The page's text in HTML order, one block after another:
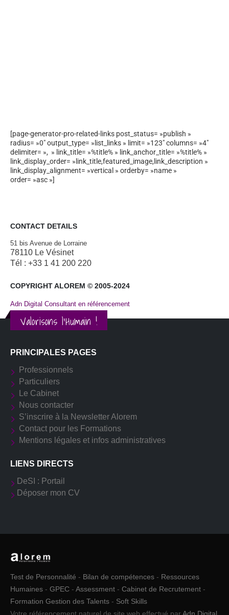
[page-generator-pro-related-links post_status= »publish »
radius= »0″ output_type= »list_links » limit= »123″ columns= »4″
delimiter= », » link_title= »%title% » link_anchor_title= »%title% »
link_display_order= »link_title,featured_image,link_description »
link_display_alignment= »vertical » orderby= »name »
order= »asc »]
CONTACT DETAILS
51 bis Avenue de Lorraine
78110 Le Vésinet
Tél : +33 1 41 200 220
COPYRIGHT ALOREM © 2005-2024
Adn Digital Consultant en référencement
Valorisons l'Humain !
PRINCIPALES PAGES
Professionnels
Particuliers
Le Cabinet
Nous contacter
S’inscrire à la Newsletter Alorem
Contact pour les Formations
Mentions légales et infos administratives
LIENS DIRECTS
DeSI : Portail
Déposer mon CV
Test de Personnalité - Bilan de compétences - Ressources
Humaines - GPEC - Assessment - Cabinet de Recrutement -
Formation Gestion des Talents - Soft Skills